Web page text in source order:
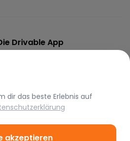
Drivable App
dir das beste Erlebnis auf
akzeptieren